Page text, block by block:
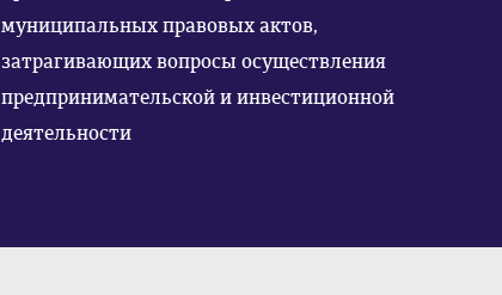
муниципальных правовых актов,
затрагивающих вопросы осуществления
предпринимательской и инвестиционной
деятельности